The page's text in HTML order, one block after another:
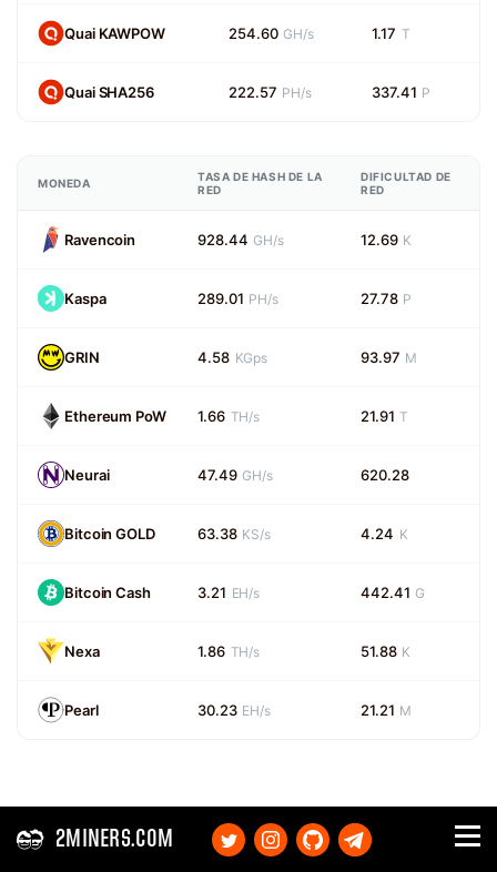
Quai KAWPOW 254.60 GH/s 1.17 T
Quai SHA256 222.57 PH/s 337.41 P
MONEDA
TASA DE HASH DE LA
RED
DIFICULTAD DE
RED
Ravencoin 928.44 GH/s 12.69 K
Kaspa 289.01 PH/s 27.78 P
GRIN 4.58 KGps 93.97 M
Ethereum PoW 1.66 TH/s 21.91 T
Neurai 47.49 GH/s 620.28
Bitcoin GOLD 63.38 KS/s 4.24 K
Bitcoin Cash 3.21 EH/s 442.41 G
Nexa 1.86 TH/s 51.88 K
Pearl 30.23 EH/s 21.21 M
2MINERS.COM